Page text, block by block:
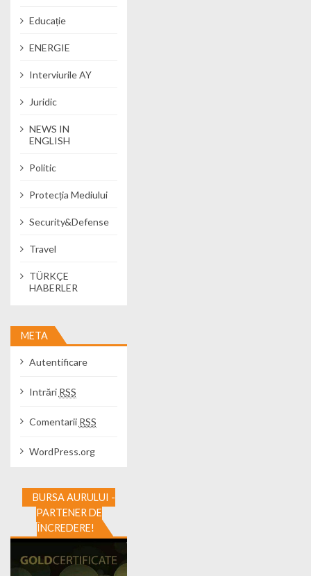
Educație
ENERGIE
Interviurile AY
Juridic
NEWS IN
ENGLISH
Politic
Protecția Mediului
Security&Defense
Travel
TÜRKÇE
HABERLER
META
Autentificare
Intrări RSS
Comentarii RSS
WordPress.org
BURSA AURULUI -
PARTENER DE
ÎNCREDERE!